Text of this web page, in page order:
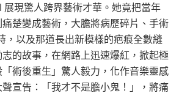
展現驚人跨界藝術才華。她竟把當年
痛楚變成藝術，大膽將病歷碎片、手術
，以及那道長出新模樣的疤痕全數縫
的故事，在網路上迅速爆紅，掀起極
術後重生」驚人毅力，化作音樂靈感
宣告：「我才不是膽小鬼！」，將痛